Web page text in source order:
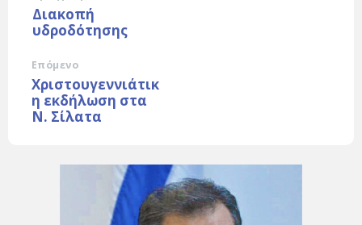
Διακοπή
υδροδότησης
Επόμενο
Χριστουγεννιάτικ
η εκδήλωση στα
Ν. Σίλατα